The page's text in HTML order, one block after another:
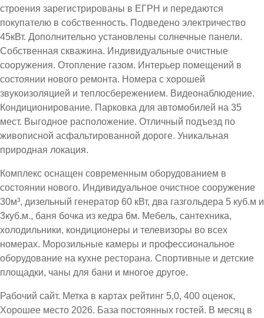
строения зарегистрированы в ЕГРН и передаются
покупателю в собственность. Подведено электричество
45кВт. Дополнительно установлены солнечные панели.
Собственная скважина. Индивидуальные очистные
сооружения. Отопление газом. Интерьер помещений в
состоянии нового ремонта. Номера с хорошей
звукоизоляцией и теплосбережением. Видеонаблюдение.
Кондиционирование. Парковка для автомобилей на 35
мест. Выгодное расположение. Отличный подъезд по
живописной асфальтированной дороге. Уникальная
природная локация.
Комплекс оснащен современным оборудованием в
состоянии нового. Индивидуальное очистное сооружение
30м³, дизельный генератор 60 кВт, два газгольдера 5 куб.м и
3куб.м., баня бочка из кедра 6м. Мебель, сантехника,
холодильники, кондиционеры и телевизоры во всех
номерах. Морозильные камеры и профессиональное
оборудование на кухне ресторана. Спортивные и детские
площадки, чаны для бани и многое другое.
Рабочий сайт. Метка в картах рейтинг 5,0, 400 оценок,
Хорошее место 2026. База постоянных гостей. В месяц в